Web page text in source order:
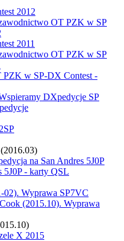
2012
OT PZK w SP
2011
OT PZK w SP
PZK w SP-DX Contest -
DXpedycje SP
na San Andres 5J0P
5J0P - karty QSL
02). Wyprawa SP7VC
(2015.10). Wyprawa
X 2015